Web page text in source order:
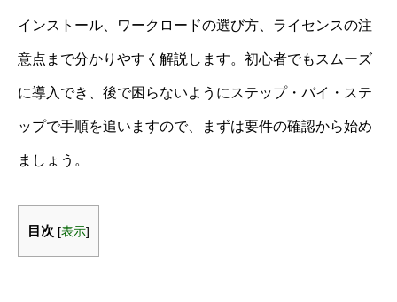
インストール、ワークロードの選び方、ライセンスの注
意点まで分かりやすく解説します。初心者でもスムーズ
に導入でき、後で困らないようにステップ・バイ・ステ
ップで手順を追いますので、まずは要件の確認から始め
ましょう。
目次 [表示]